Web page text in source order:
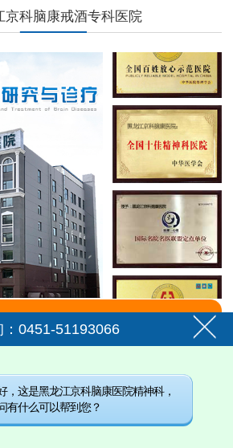
京科脑康戒酒专科医院
08:00-18:00
：0451-51193066
，这是黑龙江京科脑康医院精神科，
有什么可以帮到您？